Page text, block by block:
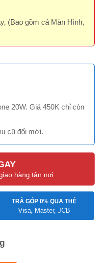
(Bao gồm cả Màn Hình,
20W. Giá 450K chỉ còn
cũ đổi mới.
hàng tận nơi
TRẢ GÓP 0% QUA THẺ
Visa, Master, JCB